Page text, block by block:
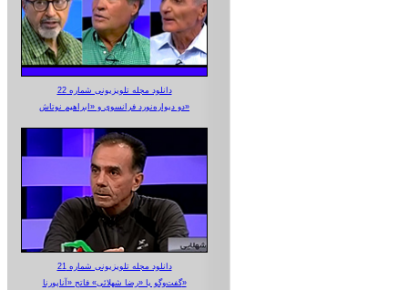
دانلود مجله تلویزیونی شماره 22
دو دیواره‌نورد فرانسوی و «ابراهیم نوتاش»
دانلود مجله تلویزیونی شماره 21
گفت‌وگو با «رضا شهلائی» فاتح «آناپورنا»